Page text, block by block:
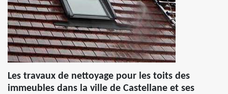
Les travaux de nettoyage pour les toits des
immeubles dans la ville de Castellane et ses